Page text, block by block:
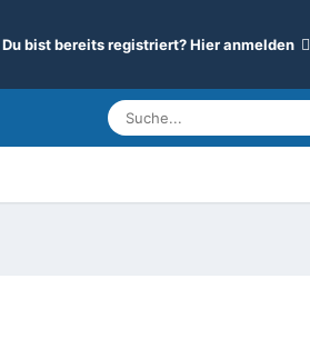
Du bist bereits registriert? Hier anmelden